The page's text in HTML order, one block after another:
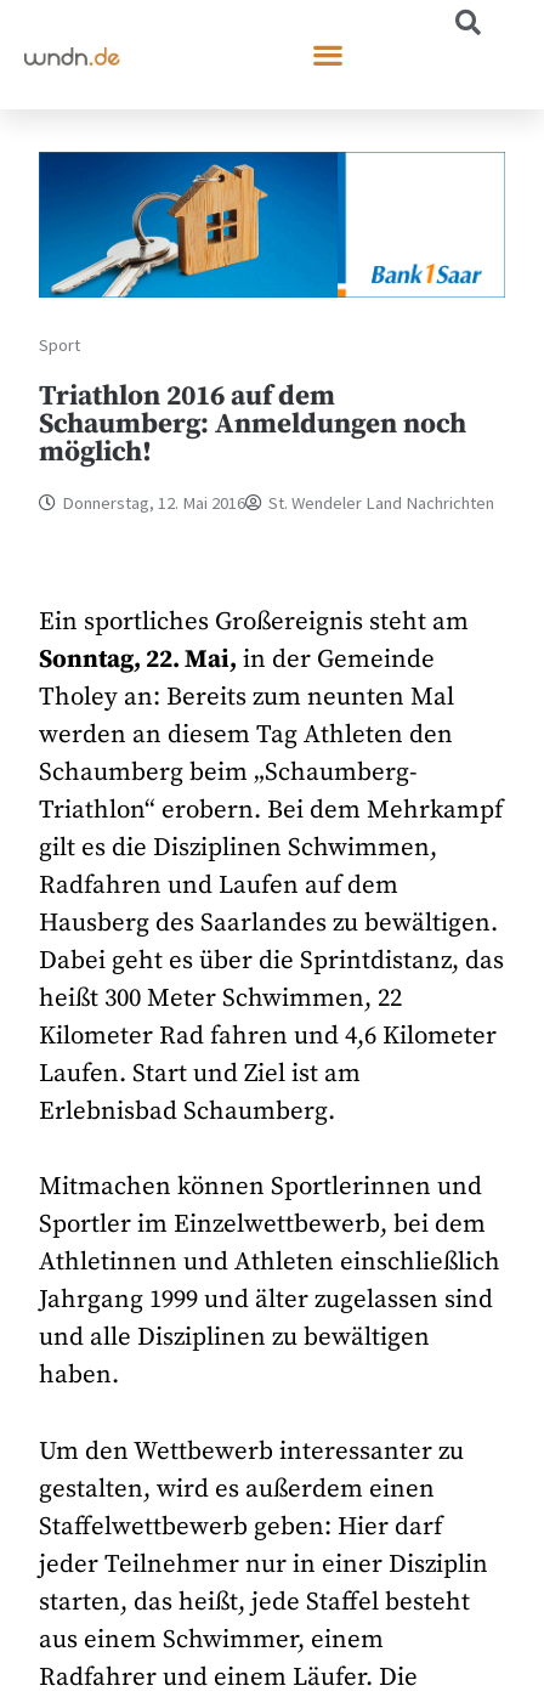
Sport
Triathlon 2016 auf dem
Schaumberg: Anmeldungen noch
möglich!
Donnerstag, 12. Mai 2016 St. Wendeler Land Nachrichten
Ein sportliches Großereignis steht am
Sonntag, 22. Mai, in der Gemeinde
Tholey an: Bereits zum neunten Mal
werden an diesem Tag Athleten den
Schaumberg beim „Schaumberg-
Triathlon“ erobern. Bei dem Mehrkampf
gilt es die Disziplinen Schwimmen,
Radfahren und Laufen auf dem
Hausberg des Saarlandes zu bewältigen.
Dabei geht es über die Sprintdistanz, das
heißt 300 Meter Schwimmen, 22
Kilometer Rad fahren und 4,6 Kilometer
Laufen. Start und Ziel ist am
Erlebnisbad Schaumberg.
Mitmachen können Sportlerinnen und
Sportler im Einzelwettbewerb, bei dem
Athletinnen und Athleten einschließlich
Jahrgang 1999 und älter zugelassen sind
und alle Disziplinen zu bewältigen
haben.
Um den Wettbewerb interessanter zu
gestalten, wird es außerdem einen
Staffelwettbewerb geben: Hier darf
jeder Teilnehmer nur in einer Disziplin
starten, das heißt, jede Staffel besteht
aus einem Schwimmer, einem
Radfahrer und einem Läufer. Die